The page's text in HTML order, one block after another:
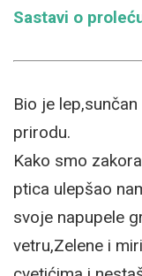
Sastavi o
Bio je
prirodu.
Kako smo
ptica ulepšao
svoje napupele
vetru,Zelene i